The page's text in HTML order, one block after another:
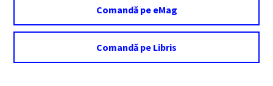
Comandă pe eMag
Comandă pe Libris